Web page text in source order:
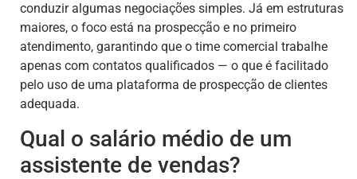
conduzir algumas negociações simples. Já em estruturas
maiores, o foco está na prospecção e no primeiro
atendimento, garantindo que o time comercial trabalhe
apenas com contatos qualificados — o que é facilitado
pelo uso de uma plataforma de prospecção de clientes
adequada.
Qual o salário médio de um
assistente de vendas?